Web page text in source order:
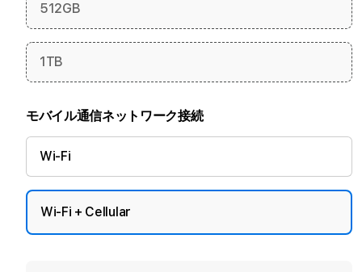
512GB
1TB
モバイル通信ネットワーク接続
Wi-Fi
Wi-Fi + Cellular